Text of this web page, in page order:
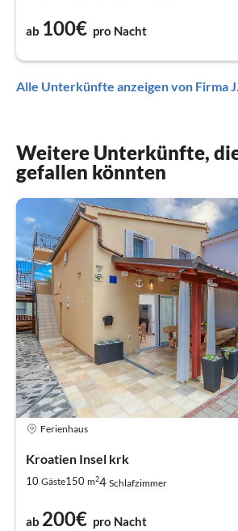
ab 100€ pro Nacht
Alle Unterkünfte anzeigen von Firma
Weitere Unterkünfte,
gefallen könnten
Ferienhaus
Kroatien Insel krk
10 Gäste150 m24 Schlafzimmer
ab 200€ pro Nacht